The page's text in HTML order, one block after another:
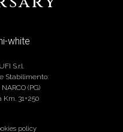
S.r.l.
Stabilimento:
(PG)
Km. 31+250
policy